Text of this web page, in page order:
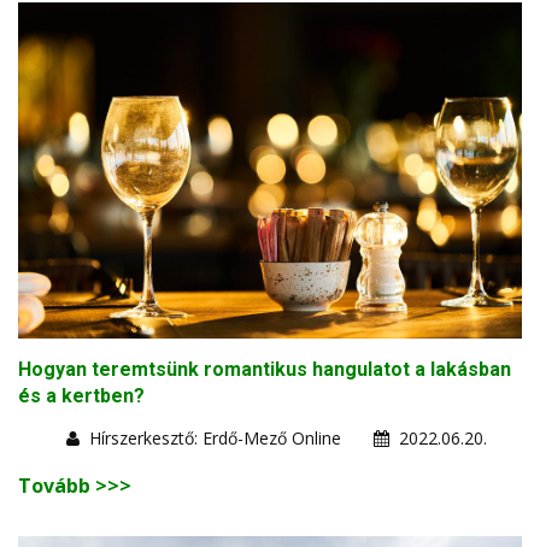
Hogyan teremtsünk romantikus hangulatot a lakásban
és a kertben?
Hírszerkesztő: Erdő-Mező Online
2022.06.20.
Tovább >>>